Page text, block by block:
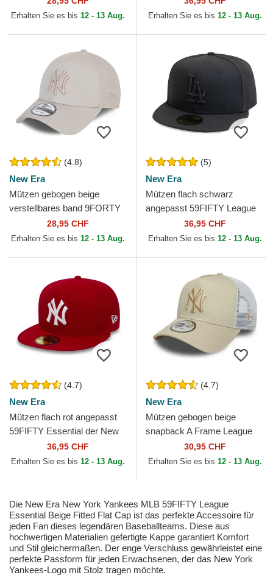
York Yankees MLB von New
Erhalten Sie es bis 12 - 13 Aug.
von New Era
Erhalten Sie es bis 12 - 13 Aug.
(4.8)
New Era
Mützen gebogen beige
verstellbares band 9FORTY
League Essential Poly der
New York Yankees MLB
28,95 CHF
Erhalten Sie es bis 12 - 13 Aug.
(5)
New Era
Mützen flach schwarz
angepasst 59FIFTY League
Essential der Los Angeles
Dodgers MLB von New Era
36,95 CHF
Erhalten Sie es bis 12 - 13 Aug.
(4.7)
New Era
Mützen flach rot angepasst
59FIFTY Essential der New
York Yankees MLB von New
Era
36,95 CHF
Erhalten Sie es bis 12 - 13 Aug.
(4.7)
New Era
Mützen gebogen beige
snapback A Frame League
Essential der New York
Yankees MLB von New Era
30,95 CHF
Erhalten Sie es bis 12 - 13 Aug.
Die New Era New York Yankees MLB 59FIFTY League
Essential Beige Fitted Flat Cap ist das perfekte Accessoire für
jeden Fan dieses legendären Baseballteams. Diese aus
hochwertigen Materialien gefertigte Kappe garantiert Komfort
und Stil gleichermaßen. Der enge Verschluss gewährleistet eine
perfekte Passform für jeden Erwachsenen, der das New York
Yankees-Logo mit Stolz tragen möchte.